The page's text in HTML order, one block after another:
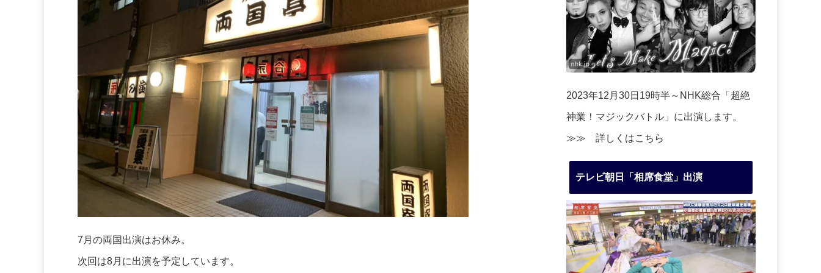
7月の両国出演はお休み。
次回は8月に出演を予定しています。
2023年12月30日19時半～NHK総合「超絶
神業！マジックバトル」に出演します。
≫≫ 詳しくはこちら
テレビ朝日「相席食堂」出演